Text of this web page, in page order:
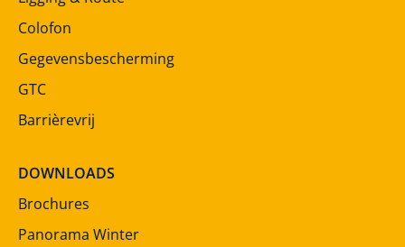
Colofon
Gegevensbescherming
GTC
Barrièrevrij
DOWNLOADS
Brochures
Panorama Winter